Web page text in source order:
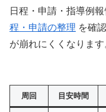
日程・申請・指導例
程・申請の整理 を確
が崩れにくくなります
周回 目安時間